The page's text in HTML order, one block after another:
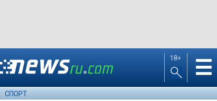
18+ ☰
СПОРТ